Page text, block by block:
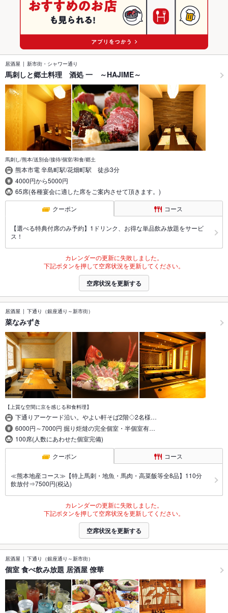
居酒屋 新市街・シャワー通り
馬刺しと郷土料理 酒処 一 ～HAJIME～
馬刺し/熊本/送別会/接待/個室/和食/郷土
熊本市電 辛島町駅/花畑町駅 徒歩3分
4000円から5000円
65席(各種宴会に適した席をご案内させて頂きます。)
クーポン コース
【選べる特典付席のみ予約】1ドリンク、お得な単品飲み放題をサービ
ス！
カレンダーの更新に失敗しました。
下記ボタンを押して空席状況を更新してください。
空席状況を更新する
居酒屋 下通り（銀座通り～新市街）
菜なみずき
【上質な空間に京を感じる和食料理】
下通りアーケード沿い。やよい軒そば2階◇2名様…
6000円～7000円 掘り炬燵の完全個室・半個室有…
100席(人数にあわせた個室完備)
クーポン コース
≪熊本地産コース≫【特上馬刺・地魚・馬肉・高菜飯等全8品】110分
飲放付⇒7500円(税込)
カレンダーの更新に失敗しました。
下記ボタンを押して空席状況を更新してください。
空席状況を更新する
居酒屋 下通り（銀座通り～新市街）
個室 食べ飲み放題 居酒屋 僚華